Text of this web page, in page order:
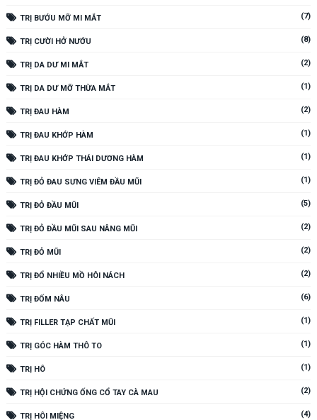
TRỊ BƯỚU MỠ MI MẮT (7)
TRỊ CƯỜI HỞ NƯỚU (8)
TRỊ DA DƯ MI MẮT (2)
TRỊ DA DƯ MỠ THỪA MẮT (1)
TRỊ ĐAU HÀM (2)
TRỊ ĐAU KHỚP HÀM (1)
TRỊ ĐAU KHỚP THÁI DƯƠNG HÀM (1)
TRỊ ĐỎ ĐAU SƯNG VIÊM ĐẦU MŨI (1)
TRỊ ĐỎ ĐẦU MŨI (5)
TRỊ ĐỎ ĐẦU MŨI SAU NÂNG MŨI (2)
TRỊ ĐỎ MŨI (2)
TRỊ ĐỔ NHIỀU MỒ HÔI NÁCH (2)
TRỊ ĐỐM NÂU (6)
TRỊ FILLER TẠP CHẤT MŨI (1)
TRỊ GÓC HÀM THÔ TO (1)
TRỊ HÔ (1)
TRỊ HỘI CHỨNG ỐNG CỔ TAY CÀ MAU (2)
TRỊ HÔI MIỆNG (4)